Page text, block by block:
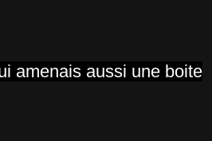
amenais aussi une boite